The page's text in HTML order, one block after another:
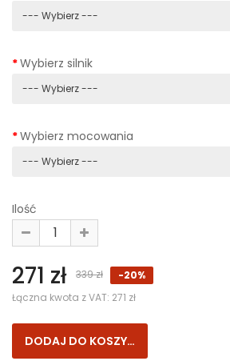
Wybierz silnik
Wybierz mocowania
Ilość
271 zł 339 zł
-20%
Łączna kwota z VAT: 271 zł